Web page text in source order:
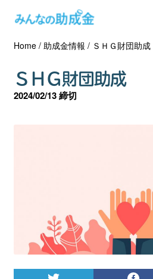
助成金を探す
士業の方へ
会員登録
ログイン
Home/ 助成金情報 / ＳＨＧ財団助成
ＳＨＧ財団助成
2024/02/13 締切